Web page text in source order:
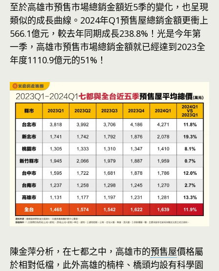
至於高雄市預售市場總銷金額近5季的變化，也呈現
類似的成長曲線。2024年Q1預售屋總銷金額更衝上
566.1億元，較去年同期成長238.8%！光是今年第
一季，高雄市預售市場總銷金額就已經達到2023全
年度1110.9億元的51%！
陳金萍分析，在七都之中，高雄市的預售屋價格屬
於相對低檔，此外高雄的楠梓、橋頭均設有科學園